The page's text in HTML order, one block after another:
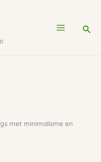
met minimalisme en